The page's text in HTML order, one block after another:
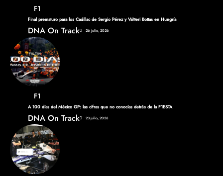
F1
Final prematuro para los Cadillac de Sergio Pérez y Valtteri Bottas en Hungría
DNA On Track 26 julio, 2026
F1
A 100 días del México GP: las cifras que no conocías detrás de la F1ESTA
DNA On Track 23 julio, 2026